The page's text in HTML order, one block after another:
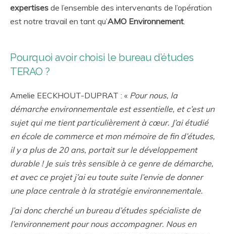
expertises de l’ensemble des intervenants de l’opération
est notre travail en tant qu’AMO Environnement.
Pourquoi avoir choisi le bureau d’études
TERAO ?
Amelie EECKHOUT-DUPRAT : « Pour nous, la
démarche environnementale est essentielle, et c’est un
sujet qui me tient particulièrement à cœur. J’ai étudié
en école de commerce et mon mémoire de fin d’études,
il y a plus de 20 ans, portait sur le développement
durable ! Je suis très sensible à ce genre de démarche,
et avec ce projet j’ai eu toute suite l’envie de donner
une place centrale à la stratégie environnementale.
J’ai donc cherché un bureau d’études spécialiste de
l’environnement pour nous accompagner. Nous en